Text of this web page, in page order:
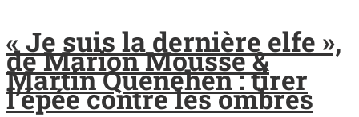
« Je suis la dernière elfe »,
de Marion Mousse &
Martin Quenehen : tirer
l’épée contre les ombres